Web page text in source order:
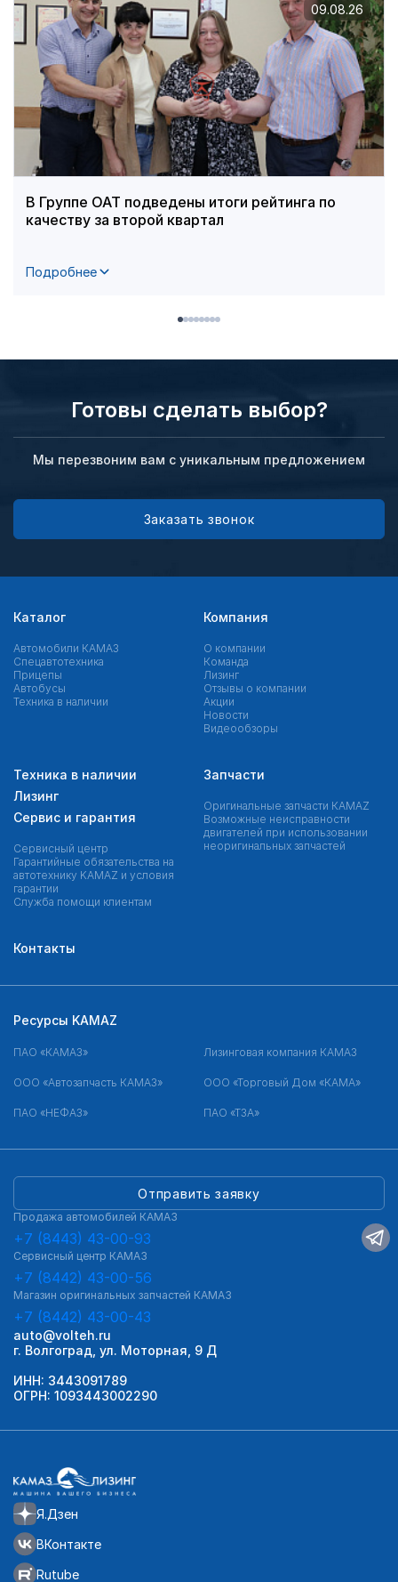
В Группе ОАТ подведены итоги рейтинга по
качеству за второй квартал
Подробнее
09.08.26
Готовы сделать выбор?
Мы перезвоним вам с уникальным предложением
Заказать звонок
Каталог
Автомобили КАМАЗ
Спецавтотехника
Прицепы
Автобусы
Техника в наличии
Компания
О компании
Команда
Лизинг
Отзывы о компании
Акции
Новости
Видеообзоры
Техника в наличии
Лизинг
Сервис и гарантия
Сервисный центр
Гарантийные обязательства на
автотехнику KAMAZ и условия
гарантии
Служба помощи клиентам
Запчасти
Оригинальные запчасти КAMAZ
Возможные неисправности
двигателей при использовании
неоригинальных запчастей
Контакты
Я.Дзен
ВКонтакте
Rutube
Отправить заявку
Продажа автомобилей КАМАЗ
+7 (8443) 43-00-93
Сервисный центр КАМАЗ
+7 (8442) 43-00-56
Магазин оригинальных запчастей КАМАЗ
+7 (8442) 43-00-43
auto@volteh.ru
г. Волгоград, ул. Моторная, 9 Д
ИНН: 3443091789
ОГРН: 1093443002290
Ресурсы KAMAZ
ПАО «КАМАЗ» Лизинговая компания КАМАЗ
ООО «Автозапчасть КАМАЗ» ООО «Торговый Дом «КАМА»
ПАО «НЕФАЗ» ПАО «ТЗА»